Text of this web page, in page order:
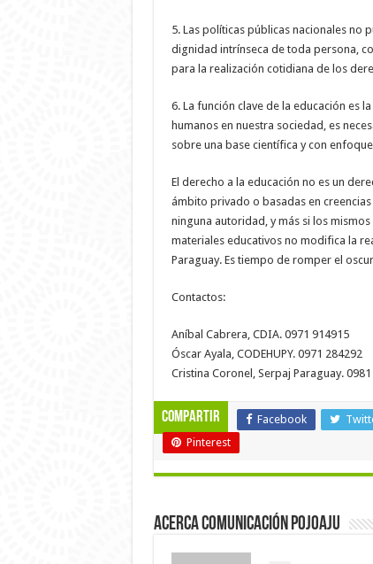
5. Las políticas públicas nacionales no
dignidad intrínseca de toda persona,
para la realización cotidiana de los
6. La función clave de la educación es
humanos en nuestra sociedad, es
sobre una base científica y con
El derecho a la educación no es un
ámbito privado o basadas en
ninguna autoridad, y más si los
materiales educativos no modifica la
Paraguay. Es tiempo de romper el
Contactos:
Aníbal Cabrera, CDIA. 0971 914915
Óscar Ayala, CODEHUPY. 0971 284292
Cristina Coronel, Serpaj Paraguay. 0981
Compartir Facebook
Pinterest
Acerca Comunicación Pojoaju